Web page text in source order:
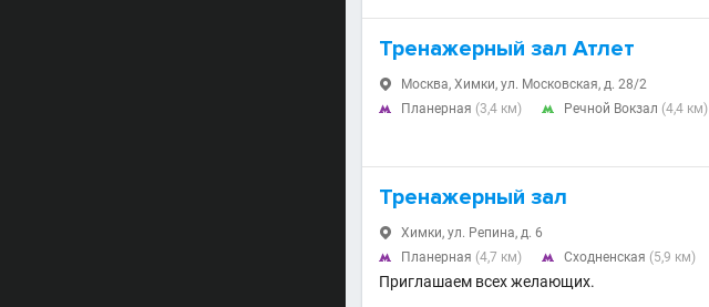
Тренажерный зал Атлет
 Москва, Химки, ул. Московская, д. 28/2
 Планерная (3,4 км)  Речной Вокзал (4,4 км)
Тренажерный зал
 Химки, ул. Репина, д. 6
 Планерная (4,7 км)  Сходненская (5,9 км)
Приглашаем всех желающих.